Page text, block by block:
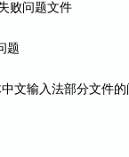
败问题文件
题
文输入法部分文件的